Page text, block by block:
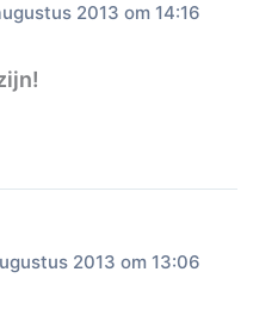
2013 om 14:16
2013 om 13:06